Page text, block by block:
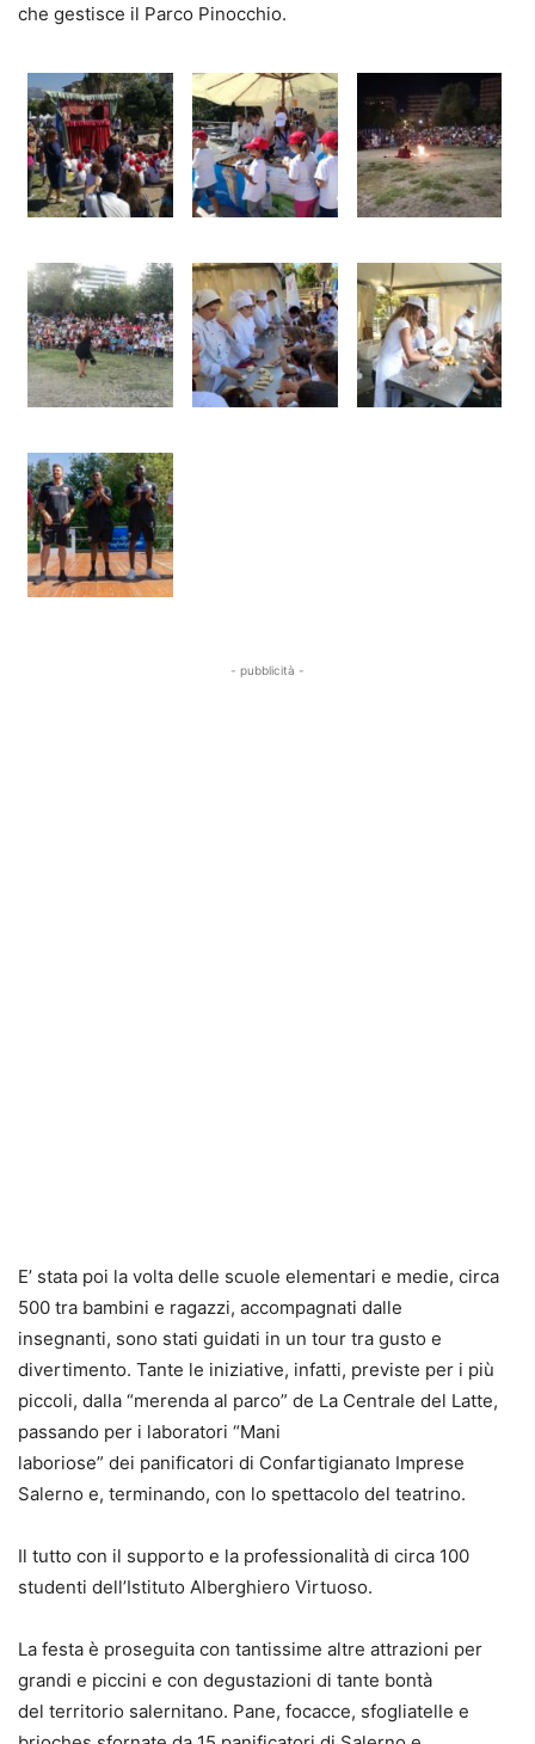
che gestisce il Parco Pinocchio.
- pubblicità -
E’ stata poi la volta delle scuole elementari e medie, circa
500 tra bambini e ragazzi, accompagnati dalle
insegnanti, sono stati guidati in un tour tra gusto e
divertimento. Tante le iniziative, infatti, previste per i più
piccoli, dalla “merenda al parco” de La Centrale del Latte,
passando per i laboratori “Mani
laboriose” dei panificatori di Confartigianato Imprese
Salerno e, terminando, con lo spettacolo del teatrino.
Il tutto con il supporto e la professionalità di circa 100
studenti dell’Istituto Alberghiero Virtuoso.
La festa è proseguita con tantissime altre attrazioni per
grandi e piccini e con degustazioni di tante bontà
del territorio salernitano. Pane, focacce, sfogliatelle e